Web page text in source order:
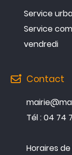
Service
Service
vendredi
Contact
Tél : 04 74
Horaires